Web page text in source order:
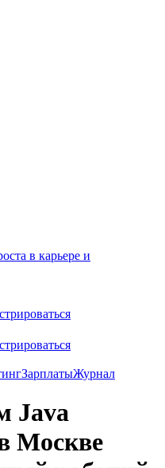
в карьере и
ЗарплатыЖурнал
Java
Москве